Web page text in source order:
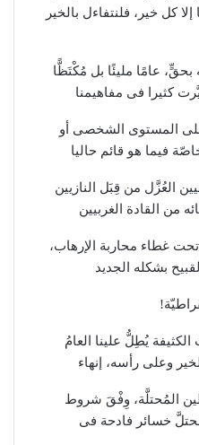
كل خير، فلنتفاءل بالخير
بحقٍّ، عامًا مليئًا بل مُكْتَظًّا
كثيرا فى مفاهيمنا
على المستوى الشخصى أو
فيما هو قائم حاليا
العُزَّل من قِبَل النازيين
من القادة الغربيين
تحت غطاء محاربة الإرهاب،
بشكله الجديد
يُطِلُّ علينا العامُ
وعلى رأسه، إنهاء
المُحتلَّة، وِفْقَ شروط
خسائر فادحة فى